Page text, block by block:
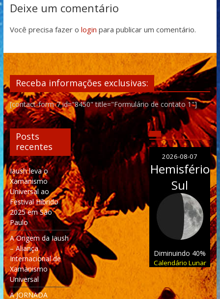
Deixe um comentário
Você precisa fazer o login para publicar um comentário.
Receba informações exclusivas:
[contact-form-7 id="8450" title="Formulário de contato 1"]
Posts
recentes
Iaush leva o
Xamanismo
Universal ao
Festival Híbrido
2025 em São
Paulo
A Origem da Iaush
– Aliança
Internacional de
Xamanismo
Universal
A JORNADA
2026-08-07
Hemisfério
Sul
Diminuindo 40%
Calendário Lunar